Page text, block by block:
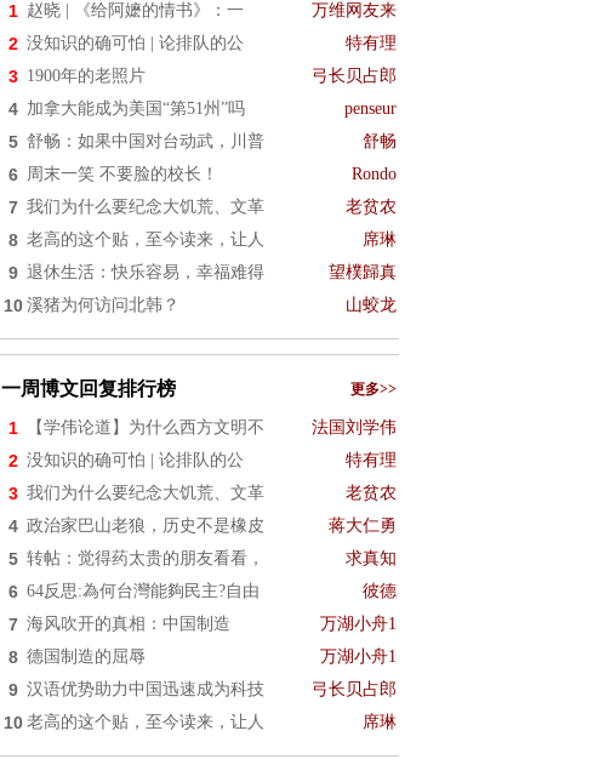
1 赵晓 | 《给阿嬷的情书》：一 万维网友来
2 没知识的确可怕 | 论排队的公 特有理
3 1900年的老照片 弓长贝占郎
4 加拿大能成为美国“第51州”吗 penseur
5 舒畅：如果中国对台动武，川普 舒畅
6 周末一笑 不要脸的校长！ Rondo
7 我们为什么要纪念大饥荒、文革 老贫农
8 老高的这个贴，至今读来，让人 席琳
9 退休生活：快乐容易，幸福难得 望樸歸真
10 溪猪为何访问北韩？ 山蛟龙
一周博文回复排行榜 更多>>
1 【学伟论道】为什么西方文明不 法国刘学伟
2 没知识的确可怕 | 论排队的公 特有理
3 我们为什么要纪念大饥荒、文革 老贫农
4 政治家巴山老狼，历史不是橡皮 蒋大仁勇
5 转帖：觉得药太贵的朋友看看， 求真知
6 64反思:為何台灣能夠民主?自由 彼德
7 海风吹开的真相：中国制造 万湖小舟1
8 德国制造的屈辱 万湖小舟1
9 汉语优势助力中国迅速成为科技 弓长贝占郎
10 老高的这个贴，至今读来，让人 席琳